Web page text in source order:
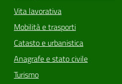
Vita lavorativa
Mobilità e trasporti
Catasto e urbanistica
Anagrafe e stato civile
Turismo